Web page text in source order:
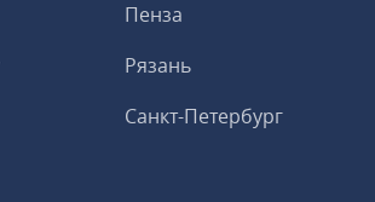
Пенза
Рязань
Санкт-Петербург